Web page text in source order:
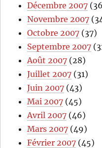
Décembre 2007
Novembre 2007
Octobre 2007 (37)
Septembre 2007
Août 2007 (28)
Juillet 2007 (31)
Juin 2007 (43)
Mai 2007 (45)
Avril 2007 (46)
Mars 2007 (49)
Février 2007 (45)